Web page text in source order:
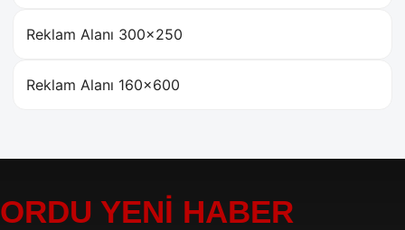
Reklam Alanı 300×250
Reklam Alanı 160×600
ORDU YENİ HABER